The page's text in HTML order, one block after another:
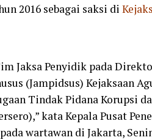
2016 sebagai saksi di
Jaksa Penyidik pada
(Jampidsus) Kejaksaan
Tindak Pidana Korupsi
kata Kepala Pusat
wartawan di Jakarta,